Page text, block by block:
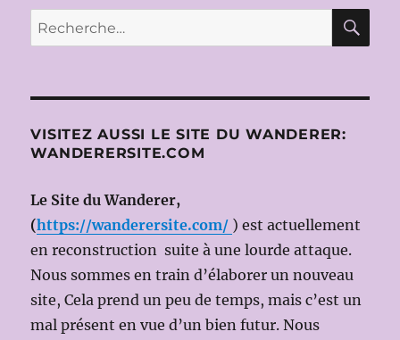
10
2015
E
Recherche
pour :
VISITEZ AUSSI LE SITE DU WANDERER:
WANDERERSITE.COM
Le Site du Wanderer,
(https://wanderersite.com/ ) est actuellement
en reconstruction suite à une lourde attaque.
Nous sommes en train d’élaborer un nouveau
site, Cela prend un peu de temps, mais c’est un
mal présent en vue d’un bien futur. Nous